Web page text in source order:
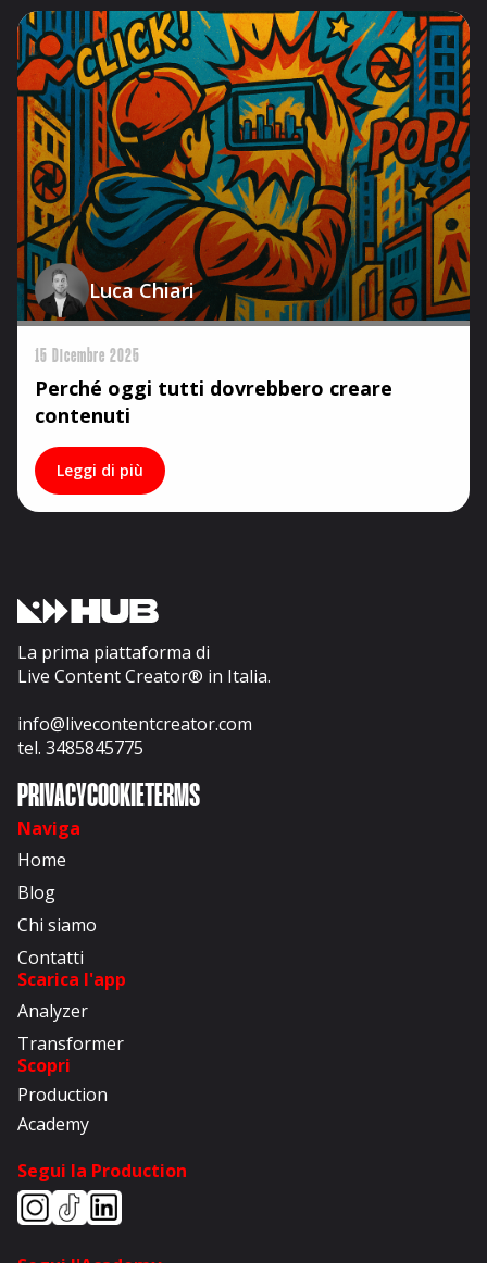
Luca Chiari
15 Dicembre 2025
Perché oggi tutti dovrebbero creare
contenuti
Leggi di più
La prima piattaforma di
Live Content Creator® in Italia.
info@livecontentcreator.com
tel. 3485845775
PRIVACYCOOKIETERMS
Naviga
Home
Blog
Chi siamo
Contatti
Scarica l'app
Analyzer
Transformer
Scopri
Production
Academy
Segui la Production